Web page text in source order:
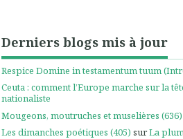
Derniers blogs mis à jour
Respice Domine in testamentum tuum
Ceuta : comment l’Europe marche sur la
nationaliste
Mougeons, moutruches et muselières (636)
Les dimanches poétiques (405) surLa